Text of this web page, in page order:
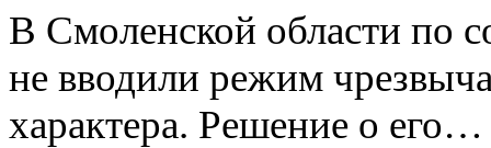
В Смоленской области по
не вводили режим
характера. Решение о его…